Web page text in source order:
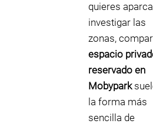
quieres
investigar las
zonas,
espacio
reservado en
Mobypark
la forma más
sencilla de